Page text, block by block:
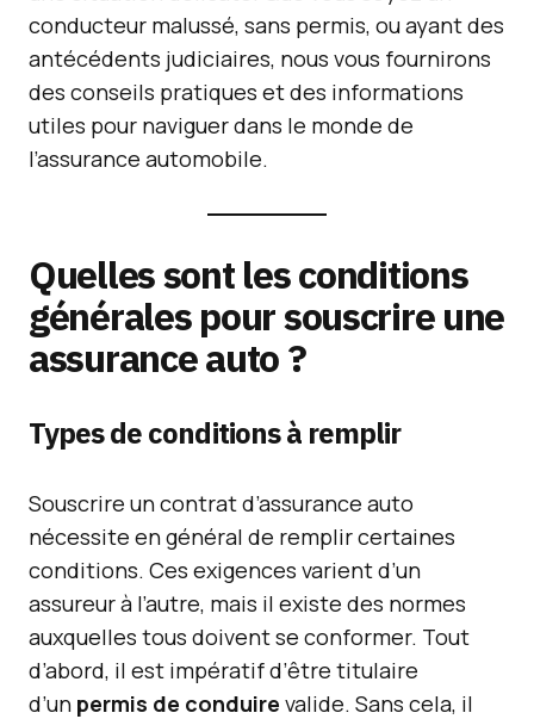
conducteur malussé, sans permis, ou ayant des
antécédents judiciaires, nous vous fournirons
des conseils pratiques et des informations
utiles pour naviguer dans le monde de
l’assurance automobile.
Quelles sont les conditions
générales pour souscrire une
assurance auto ?
Types de conditions à remplir
Souscrire un contrat d’assurance auto
nécessite en général de remplir certaines
conditions. Ces exigences varient d’un
assureur à l’autre, mais il existe des normes
auxquelles tous doivent se conformer. Tout
d’abord, il est impératif d’être titulaire
d’un permis de conduire valide. Sans cela, il